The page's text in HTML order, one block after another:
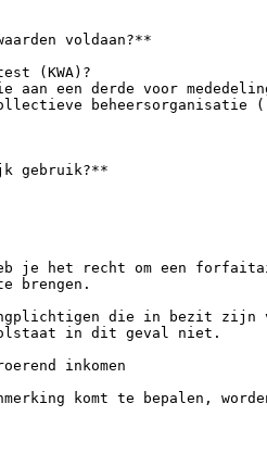
voldaan?**
(KWA)?
een derde voor
beheersorganisatie (
gebruik?**
je het recht om een
brengen.
die in bezit zijn
in dit geval niet.
inkomen
komt te bepalen,